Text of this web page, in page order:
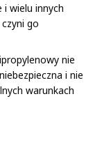
wielu innych
go
nie
i nie
warunkach